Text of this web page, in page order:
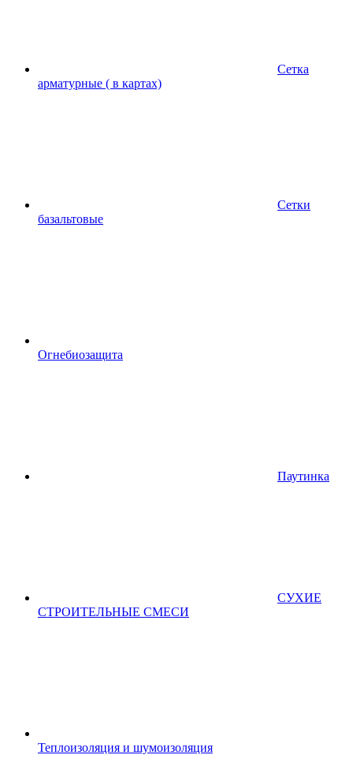
Сетка
арматурные ( в картах)
Сетки
базальтовые
Огнебиозащита
Паутинка
СУХИЕ
СТРОИТЕЛЬНЫЕ СМЕСИ
Теплоизоляция и шумоизоляция